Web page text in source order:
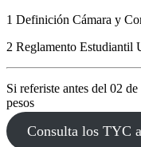
1 Definición Cámara y
2 Reglamento
Si referiste antes del 02
pesos
Consulta los TYC